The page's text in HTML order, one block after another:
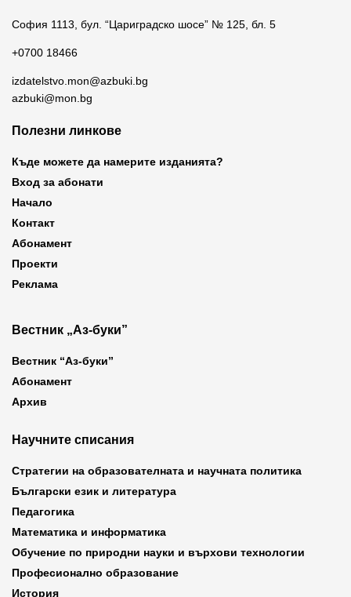
София 1113, бул. “Цариградско шосе” № 125, бл. 5
+0700 18466
izdatelstvo.mon@azbuki.bg
azbuki@mon.bg
Полезни линкове
Къде можете да намерите изданията?
Вход за абонати
Начало
Контакт
Абонамент
Проекти
Реклама
Вестник „Аз-буки”
Вестник “Аз-буки”
Абонамент
Архив
Научните списания
Стратегии на образователната и научната политика
Български език и литература
Педагогика
Математика и информатика
Обучение по природни науки и върхови технологии
Професионално образование
История